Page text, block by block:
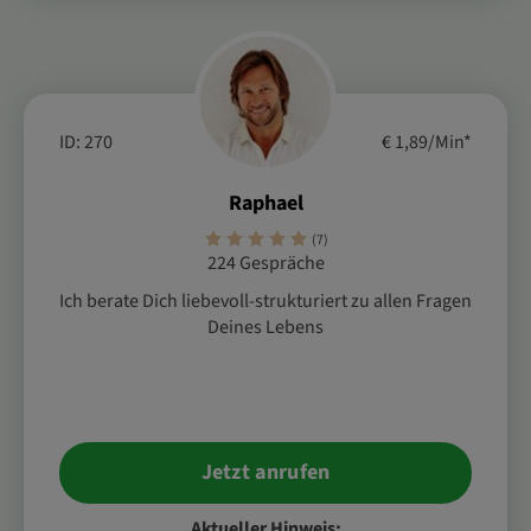
Raphael
(7)
ID: 270
224 Gespräche
Ich berate Dich liebevoll-strukturiert zu allen Fragen
Deines Lebens
Jetzt anrufen
€ 1,89/Min*